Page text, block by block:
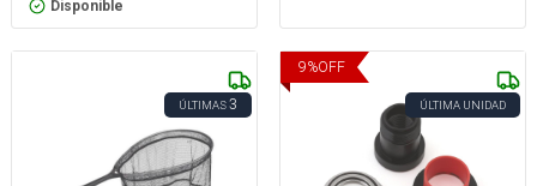
Disponible
ÚLTIMAS3
9%OFF
ÚLTIMA UNIDAD